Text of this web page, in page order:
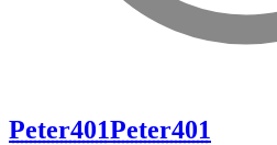
Peter401Peter401